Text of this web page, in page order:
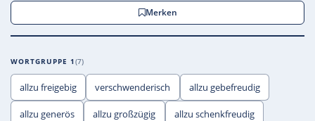
Merken
WORTGRUPPE 1 7
allzu freigebig verschwenderisch allzu gebefreudig
allzu generös allzu großzügig allzu schenkfreudig